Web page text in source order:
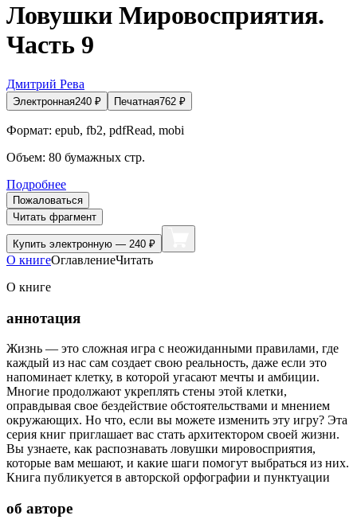
Ловушки Мировосприятия.
Часть 9
Дмитрий Рева
Электронная240 ₽ Печатная762 ₽
Формат: epub, fb2, pdfRead, mobi
Объем: 80 бумажных стр.
Подробнее
Пожаловаться
Читать фрагмент
Купить электронную — 240 ₽
О книгеОглавлениеЧитать
О книге
аннотация
Жизнь — это сложная игра с неожиданными правилами, где
каждый из нас сам создает свою реальность, даже если это
напоминает клетку, в которой угасают мечты и амбиции.
Многие продолжают укреплять стены этой клетки,
оправдывая свое бездействие обстоятельствами и мнением
окружающих. Но что, если вы можете изменить эту игру? Эта
серия книг приглашает вас стать архитектором своей жизни.
Вы узнаете, как распознавать ловушки мировосприятия,
которые вам мешают, и какие шаги помогут выбраться из них.
Книга публикуется в авторской орфографии и пунктуации
об авторе